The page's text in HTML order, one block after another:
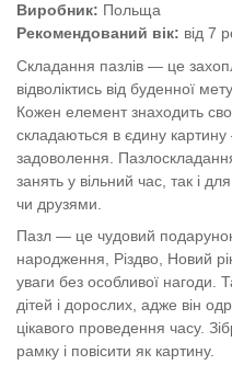
Виробник: Польща
Рекомендований вік: від 7
Складання пазлів — це
відволіктись від буденної
Кожен елемент знаходить
складаються в єдину
задоволення.
занять у вільний час, так і
чи друзями.
Пазл — це чудовий
народження, Різдво, Новий
уваги без особливої нагоди.
дітей і дорослих, адже він
цікавого проведення часу.
рамку і повісити як картину.